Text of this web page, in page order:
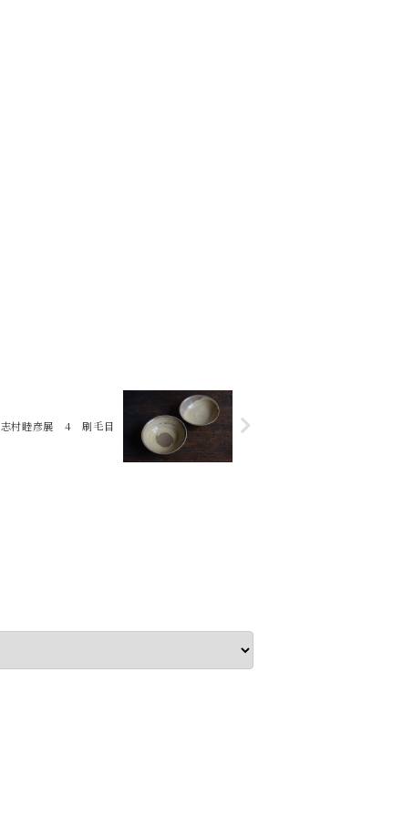
志村睦彦展 4 刷毛目